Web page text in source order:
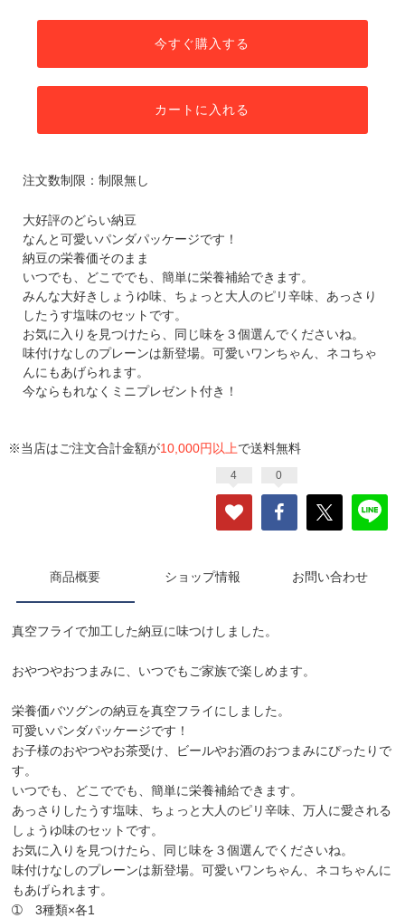
今すぐ購入する
カートに入れる
注文数制限：制限無し
大好評のどらい納豆
なんと可愛いパンダパッケージです！
納豆の栄養価そのまま
いつでも、どこででも、簡単に栄養補給できます。
みんな大好きしょうゆ味、ちょっと大人のピリ辛味、あっさり
したうす塩味のセットです。
お気に入りを見つけたら、同じ味を３個選んでくださいね。
味付けなしのプレーンは新登場。可愛いワンちゃん、ネコちゃ
んにもあげられます。
今ならもれなくミニプレゼント付き！
※当店はご注文合計金額が10,000円以上で送料無料
4 0
商品概要 ショップ情報 お問い合わせ
真空フライで加工した納豆に味つけしました。
おやつやおつまみに、いつでもご家族で楽しめます。
栄養価バツグンの納豆を真空フライにしました。
可愛いパンダパッケージです！
お子様のおやつやお茶受け、ビールやお酒のおつまみにぴったりで
す。
いつでも、どこででも、簡単に栄養補給できます。
あっさりしたうす塩味、ちょっと大人のピリ辛味、万人に愛される
しょうゆ味のセットです。
お気に入りを見つけたら、同じ味を３個選んでくださいね。
味付けなしのプレーンは新登場。可愛いワンちゃん、ネコちゃんに
もあげられます。
➀ 3種類×各1